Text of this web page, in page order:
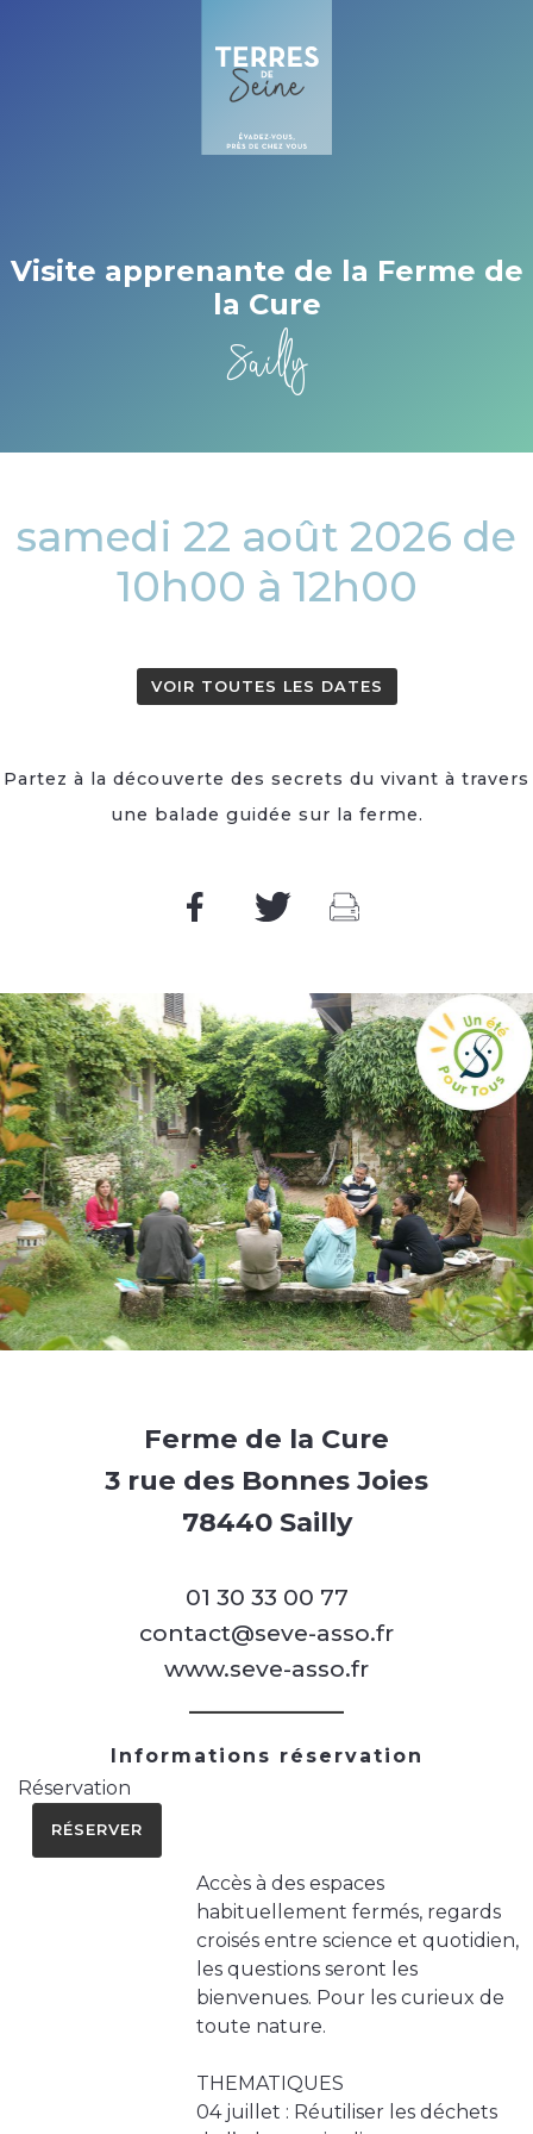
Visite apprenante de la Ferme de
la Cure
Sailly
samedi 22 août 2026 de
10h00 à 12h00
VOIR TOUTES LES DATES
Partez à la découverte des secrets du vivant à travers
une balade guidée sur la ferme.
Ferme de la Cure
3 rue des Bonnes Joies
78440 Sailly
01 30 33 00 77
contact@seve-asso.fr
www.seve-asso.fr
Informations réservation
Réservation
RÉSERVER
Accès à des espaces
habituellement fermés, regards
croisés entre science et quotidien,
les questions seront les
bienvenues. Pour les curieux de
toute nature.
THEMATIQUES
04 juillet : Réutiliser les déchets